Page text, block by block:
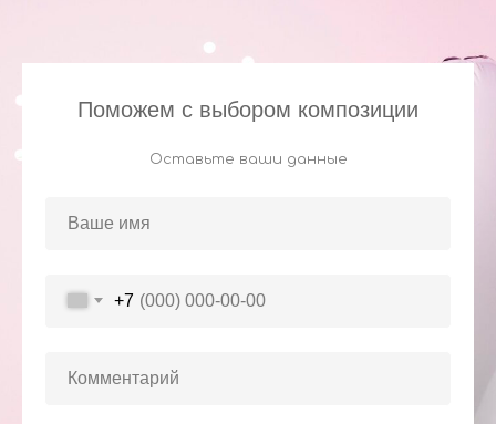
Поможем с выбором композиции
Оставьте ваши данные
+7